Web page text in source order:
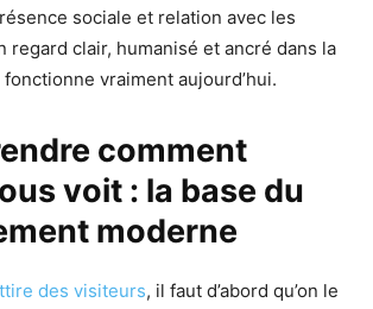
sociale et relation avec les
regard clair, humanisé et ancré dans la
vraiment aujourd’hui.
comment
voit : la base du
moderne
des visiteurs, il faut d’abord qu’on le